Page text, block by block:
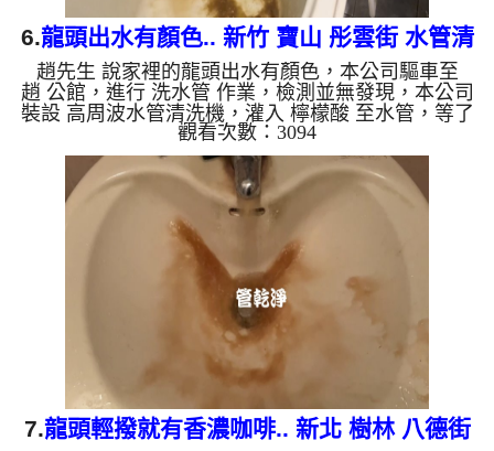
6.龍頭出水有顏色.. 新竹 寶山 彤雲街 水管清
洗
趙先生 說家裡的龍頭出水有顏色，本公司驅車至
趙 公館，進行 洗水管 作業，檢測並無發現，本公司
裝設 高周波水管清洗機，灌入 檸檬酸 至水管，等了
約15分，開啟 水管清洗機 ，啟動 螺旋波 模式，一洗
水管就流出鐵鏽水，越洗就越深，二個多小時後，出
水變乾淨出水量也變大了。 如是自來水，如水管老
化，會產生鐵鏽跟泥沙堆積，洗出來的水就會是咖啡
色，地下水含有氧化錳，管壁上會結成黑色管垢，洗
出來的水會跟石油一樣黑，有些洗出綠色的水，是因
為裡面有銅的物質，生鏽產生銅綠，如是藍色的水，
是因為水龍頭合金的...
觀看次數：3094
7.龍頭輕撥就有香濃咖啡.. 新北 樹林 八德街